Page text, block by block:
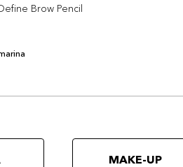
Brow Pencil
MAKE-UP